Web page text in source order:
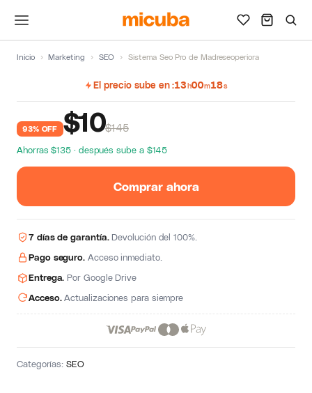
Inicio › Marketing › SEO › Sistema Seo Pro de Madreseoperiora
El precio sube en 13h00m17s
93% OFF $10$145
Ahorras $135 · después sube a $145
Comprar ahora
7 días de garantía.Devolución del 100%.
Pago seguro. Acceso inmediato.
Entrega. Por Google Drive
Acceso.Actualizaciones para siempre
Categorías:SEO